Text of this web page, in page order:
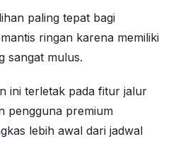
paling tepat bagi
ringan karena memiliki
sangat mulus.
ini terletak pada fitur jalur
pengguna premium
lebih awal dari jadwal